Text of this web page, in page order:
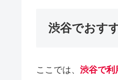
渋谷でおす
ここでは、 渋谷で利